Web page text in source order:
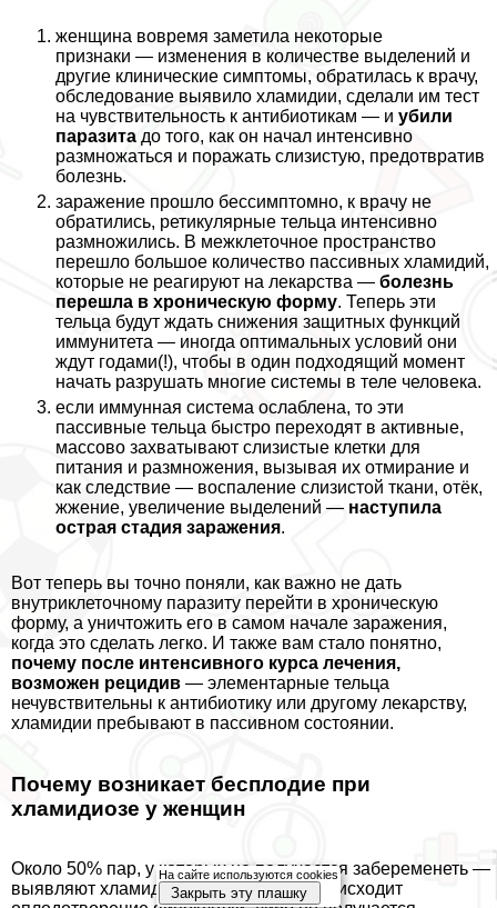
женщина вовремя заметила некоторые
признаки — изменения в количестве выделений и
другие клинические симптомы, обратилась к врачу,
обследование выявило xлaмидии, сделали им тест
на чувствительность к антибиотикам — и убили
паразита до того, как он начал интенсивно
размножаться и поражать слизистую, предотвратив
болезнь.
заражение прошло бессимптомно, к врачу не
обратились, ретикулярные тельца интенсивно
размножились. В межклеточное прострaнcтво
перешло большое количество пассивных xлaмидий,
которые не реагируют на лекарства — болезнь
перешла в хроническую форму. Теперь эти
тельца будут ждать снижения защитных функций
иммунитета — иногда оптимальных условий они
ждут годами(!), чтобы в один подходящий момент
начать разрушать многие системы в теле человека.
если иммунная система ослаблена, то эти
пассивные тельца быстро переходят в активные,
массово захватывают слизистые клетки для
питания и размножения, вызывая их отмирание и
как следствие — воспаление слизистой ткани, отёк,
жжение, увеличение выделений — наступила
острая стадия заражения.
Вот теперь вы точно поняли, как важно не дать
внутриклеточному паразиту перейти в хроническую
форму, а уничтожить его в самом начале заражения,
когда это сделать легко. И также вам стало понятно,
почему после интенсивного курса лечения,
возможен рецидив — элементарные тельца
нечувствительны к антибиотику или другому лекарству,
xлaмидии пребывают в пассивном состоянии.
Почему возникает бесплодие при
xлaмидиозе у женщин
Около 50% пар, у которых не получается забеременеть —
выявляют xлaмидии. У них либо не происходит
На сайте используются cookies
Закрыть эту плашку